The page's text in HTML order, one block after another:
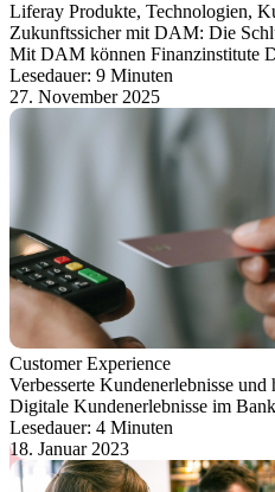
Liferay Produkte, Technologien,
Zukunftssicher mit DAM: Die
Mit DAM können Finanzinstitute
Lesedauer: 9 Minuten
27. November 2025
Customer Experience
Verbesserte Kundenerlebnisse
Digitale Kundenerlebnisse im
Lesedauer: 4 Minuten
18. Januar 2023